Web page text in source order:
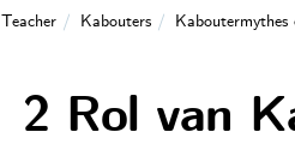
Teacher Kabouters
2 Rol van